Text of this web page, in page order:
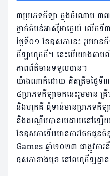
៣ប្រភេទកីឡា ក្នុងចំណោម ៣៧
ថ្នាក់តំបន់អាស៊ីអាគ្នេយ៍ លើកទី
ថ្ងៃទី០១ ខែឧសភានេះ រួមមា
កីឡាហុកគី។ នេះបើយោងតាម
ភាពព័ត៌មានទទួលបាន។
យ៉ាងណាក៏ដោយ គិតត្រឹមថ្ងៃទី
៤ប្រភេទកីឡាមកនេះរួមមាន
និងហុកគី ពុំទាន់មានប្រភេទកី
និងដណ្តើមបានមេដាយនៅឡើ
ខែឧសភាទើបមានការចែកជូ
Games ឆ្នាំ២០២៣ ជាផ្លូវការ
ឧសភាខាងមុខ នៅពហុកីឡដ្ឋា